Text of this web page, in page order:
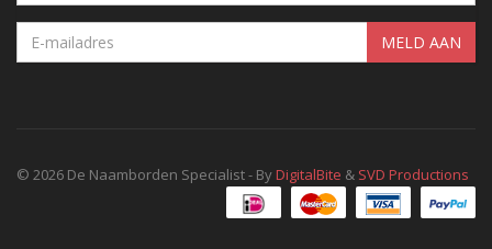
MELD AAN
© 2026 De Naamborden Specialist - ByDigitalBite & SVD Productions